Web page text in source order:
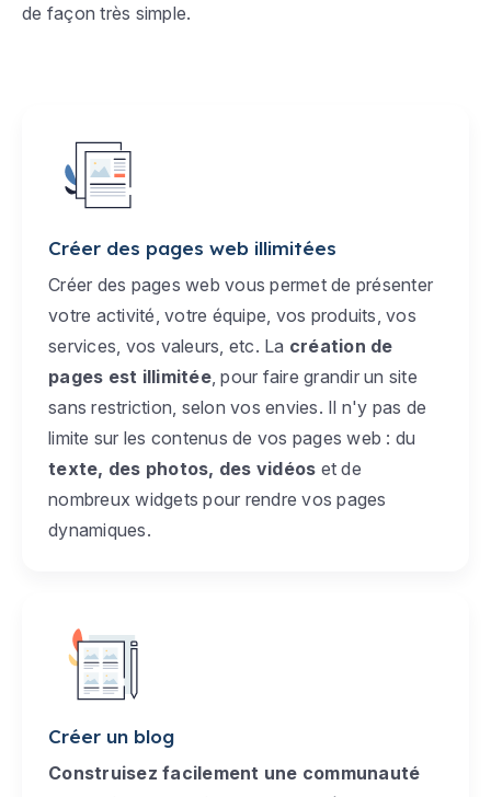
de façon très simple.
Créer des pages web illimitées
Créer des pages web vous permet de présenter
votre activité, votre équipe, vos produits, vos
services, vos valeurs, etc. La création de
pages est illimitée, pour faire grandir un site
sans restriction, selon vos envies. Il n'y pas de
limite sur les contenus de vos pages web : du
texte, des photos, des vidéos et de
nombreux widgets pour rendre vos pages
dynamiques.
Créer un blog
Construisez facilement une communauté